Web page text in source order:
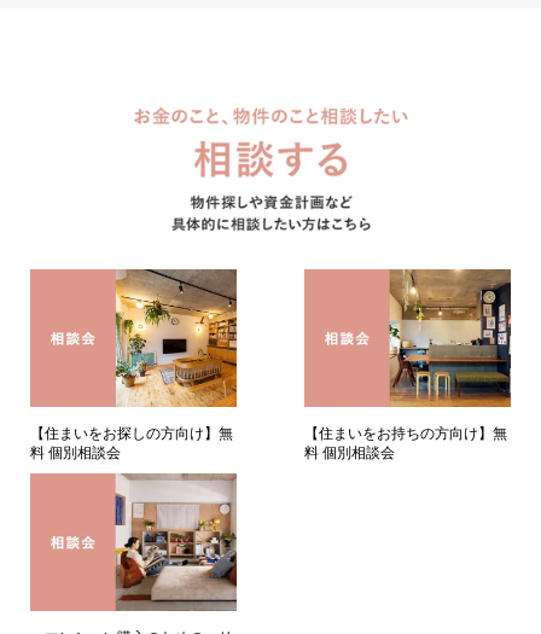
【住まいをお探しの方向け】無
料 個別相談会
【住まいをお持ちの方向け】無
料 個別相談会